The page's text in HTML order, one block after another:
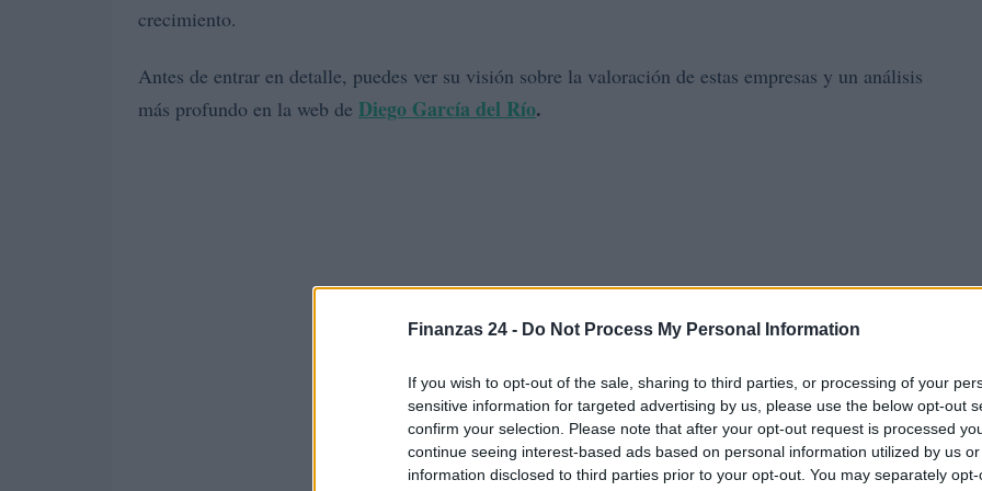
Finanzas 24 - Do Not Process My Personal Information
If you wish to opt-out of the sale, sharing to third parties, or processing of your
sensitive information for targeted advertising by us, please use the below opt-out
confirm your selection. Please note that after your opt-out request is processed
continue seeing interest-based ads based on personal information utilized by us
information disclosed to third parties prior to your opt-out. You may separately
crecimiento.
Antes de entrar en detalle, puedes ver su visión sobre la valoración de estas empresas y un análisis
más profundo en la web de Diego García del Río.